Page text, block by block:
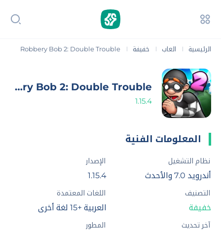
الرئيسية | العاب | خفيفة |
Robbery Bob 2: Double Trouble
Robbery Bob 2: Double Trouble
1.15.4
المعلومات الفنية
نظام التشغيل
أندرويد 7.0 والأحدث
الإصدار
1.15.4
التصنيف
خفيفة
اللغات المعتمدة
العربية +15 لغة أخرى
آخر تحديث المطور